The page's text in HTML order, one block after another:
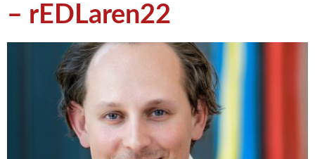
– rEDLaren22